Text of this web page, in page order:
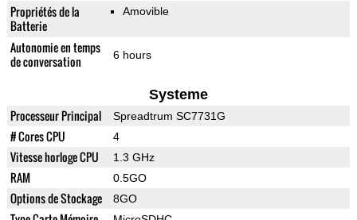
Propriétés de la
Batterie
Amovible
Autonomie en temps
de conversation
6 hours
Systeme
Processeur Principal Spreadtrum SC7731G
# Cores CPU 4
Vitesse horloge CPU 1.3 GHz
RAM 0.5GO
Options de Stockage 8GO